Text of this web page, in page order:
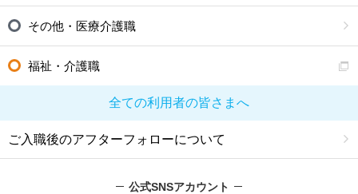
その他・医療介護職
福祉・介護職
全ての利用者の皆さまへ
ご入職後のアフターフォローについて
公式SNSアカウント